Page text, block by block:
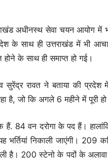
अधीनस्थ सेवा चयन आयोग में
के साथ ही उत्तराखंड में भी
के साथ ही समाप्त हो गई।
रावत ने बताया की प्रदेश
है, जो कि अगले 6 महीने में पूरी हो
84 वन दरोगा के पद हैं।
निकाली जाएंगी। 209
है। 200 स्टेनो के पदों के अलावा